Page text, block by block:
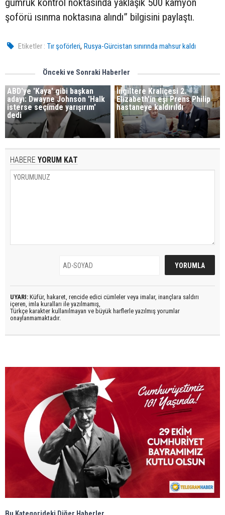
gümrük kontrol noktasında yaklaşık 500 kamyon
şoförü ısınma noktasına alındı” bilgisini paylaştı.
Etiketler : Tır şoförleri,Rusya-Gürcistan sınırında mahsur kaldı
Önceki ve Sonraki Haberler
ABD'ye 'Kaya' gibi başkan
adayı: Dwayne Johnson 'Halk
isterse seçimde yarışırım'
dedi
İngiltere Kraliçesi 2.
Elizabeth'in eşi Prens Philip
hastaneye kaldırıldı
HABERE YORUM KAT
UYARI: Küfür, hakaret, rencide edici cümleler veya imalar, inançlara saldırı
içeren, imla kuralları ile yazılmamış,
Türkçe karakter kullanılmayan ve büyük harflerle yazılmış yorumlar
onaylanmamaktadır.